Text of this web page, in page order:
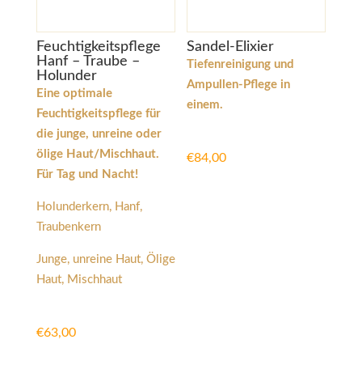
Feuchtigkeitspflege
Hanf – Traube –
Holunder
Eine optimale
Feuchtigkeitspflege für
die junge, unreine oder
ölige Haut/Mischhaut.
Für Tag und Nacht!
Holunderkern, Hanf,
Traubenkern
Junge, unreine Haut, Ölige
Haut, Mischhaut
€63,00
Sandel-Elixier
Tiefenreinigung und
Ampullen-Pflege in
einem.
€84,00